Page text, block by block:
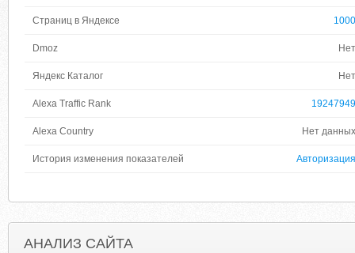
Страниц в Яндексе 1000
Dmoz Нет
Яндекс Каталог Нет
Alexa Traffic Rank 19247949
Alexa Country Нет данных
История изменения показателей Авторизация
АНАЛИЗ САЙТА